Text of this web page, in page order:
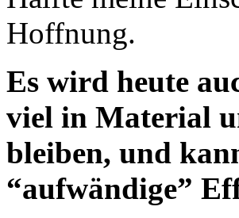
Hoffnung.
Es wird heute
viel in Material
bleiben, und
“aufwändige”